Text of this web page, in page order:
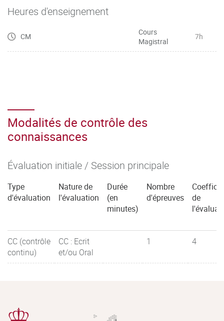
Heures d'enseignement
CM
Cours
Magistral
7h
Modalités de contrôle des
connaissances
Évaluation initiale / Session principale
Type
d'évaluation
Nature de
l'évaluation
Durée
(en
minutes)
Nombre
d'épreuves
de
CC (contrôle
continu)
CC : Ecrit
et/ou Oral
1 4